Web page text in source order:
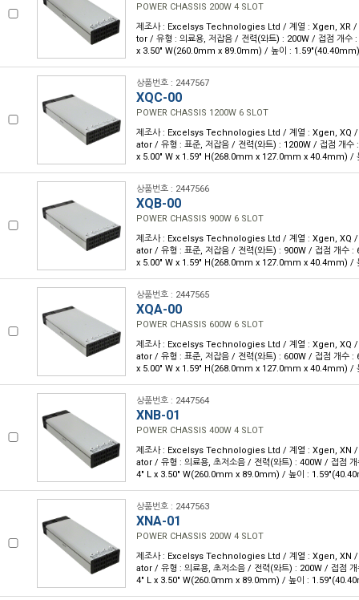
POWER CHASSIS 200W 4 SLOT
제조사 : Excelsys Technologies Ltd / 계열 : Xgen, XR /
tor / 유형 : 의료용, 저잡음 / 전력(와트) : 200W / 접점 개수
x 3.50" W(260.0mm x 89.0mm) / 높이 : 1.59"(40.40mm)
상품번호 : 2447567
XQC-00
POWER CHASSIS 1200W 6 SLOT
제조사 : Excelsys Technologies Ltd / 계열 : Xgen, XQ /
ator / 유형 : 표준, 저잡음 / 전력(와트) : 1200W / 접점 개
x 5.00" W x 1.59" H(268.0mm x 127.0mm x 40.4mm) /
상품번호 : 2447566
XQB-00
POWER CHASSIS 900W 6 SLOT
제조사 : Excelsys Technologies Ltd / 계열 : Xgen, XQ /
ator / 유형 : 표준, 저잡음 / 전력(와트) : 900W / 접점 개수
x 5.00" W x 1.59" H(268.0mm x 127.0mm x 40.4mm) /
상품번호 : 2447565
XQA-00
POWER CHASSIS 600W 6 SLOT
제조사 : Excelsys Technologies Ltd / 계열 : Xgen, XQ /
ator / 유형 : 표준, 저잡음 / 전력(와트) : 600W / 접점 개수
x 5.00" W x 1.59" H(268.0mm x 127.0mm x 40.4mm) /
상품번호 : 2447564
XNB-01
POWER CHASSIS 400W 4 SLOT
제조사 : Excelsys Technologies Ltd / 계열 : Xgen, XN /
ator / 유형 : 의료용, 초저소음 / 전력(와트) : 400W / 접점
4" L x 3.50" W(260.0mm x 89.0mm) / 높이 :
상품번호 : 2447563
XNA-01
POWER CHASSIS 200W 4 SLOT
제조사 : Excelsys Technologies Ltd / 계열 : Xgen, XN /
ator / 유형 : 의료용, 초저소음 / 전력(와트) : 200W / 접점
4" L x 3.50" W(260.0mm x 89.0mm) / 높이 :